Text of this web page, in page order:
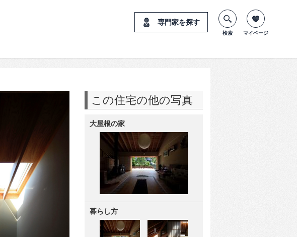
専門家を探す
検索 マイページ
この住宅の他の写真
大屋根の家
暮らし方